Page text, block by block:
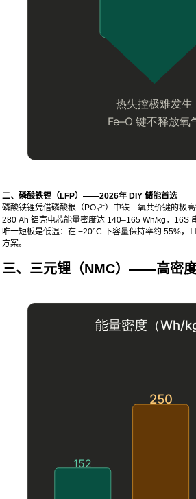
二、磷酸铁锂（LFP）——2026年 DIY 储能首选
磷酸铁锂凭借磷酸根（PO₄³⁻）中铁—氧共价键的极
280 Ah 铝壳电芯能量密度达 140–165 Wh/kg，16S
唯一短板是低温：在 −20°C 下容量保持率约 55%，
方案。
三、三元锂（NMC）——高密